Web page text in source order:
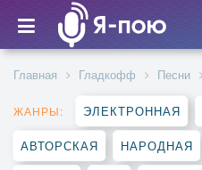
Главная Гладкофф Песни
ЖАНРЫ: ЭЛЕКТРОННАЯ
АВТОРСКАЯ НАРОДНАЯ